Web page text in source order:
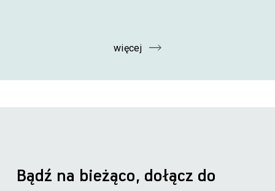
więcej
Bądź na bieżąco, dołącz do